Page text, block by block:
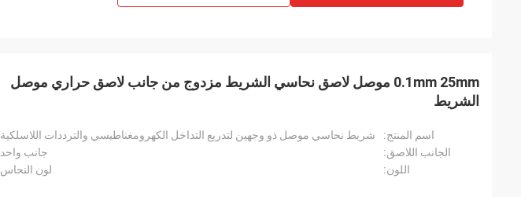
0.1mm 25mm موصل لاصق نحاسي الشريط مزدوج من جانب لاصق حراري موصل
الشريط
اسم المنتج:
شريط نحاسي موصل ذو وجهين لتدريع التداخل الكهرومغناطيسي والترددات اللاسلكية
الجانب اللاصق:
جانب واحد
اللون:
لون النحاس